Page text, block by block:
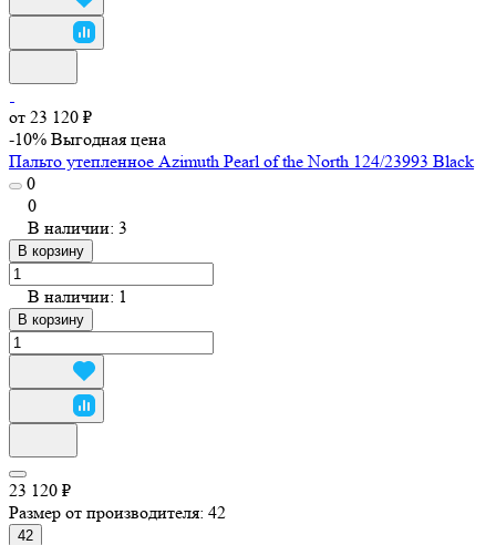
от 23 120 ₽
-10% Выгодная цена
Пальто утепленное Azimuth Pearl of the North 124/23993 Black
0
0
В наличии: 3
В корзину
В наличии: 1
В корзину
23 120 ₽
Размер от производителя: 42
42